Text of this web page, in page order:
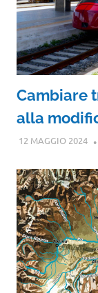
Cambiare
alla
12 MAGGIO 2024